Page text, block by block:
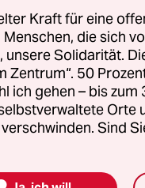
Dazu
anschaut,
Clustern.
gern aber auch
Feldern werden
Kraft für eine
die sich
unsere Solidarität.
Zentrum“. 50
ich gehen – bis
Orte
Sind